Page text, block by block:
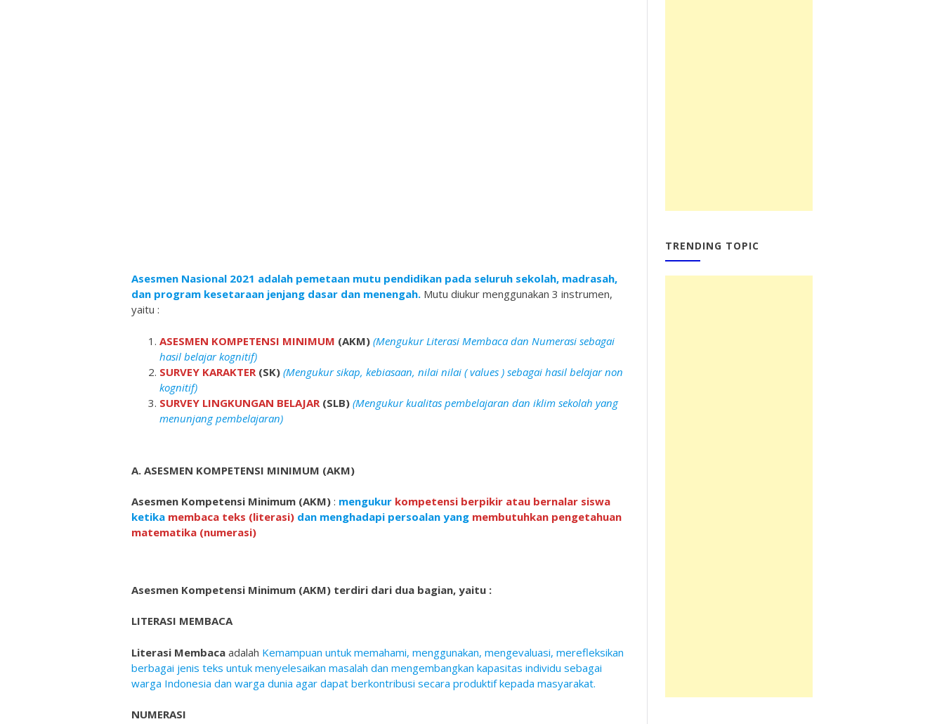
Asesmen Nasional 2021 adalah pemetaan mutu pendidikan pada seluruh sekolah, madrasah,
dan program kesetaraan jenjang dasar dan menengah. Mutu diukur menggunakan 3 instrumen,
yaitu :
ASESMEN KOMPETENSI MINIMUM (AKM) (Mengukur Literasi Membaca dan Numerasi sebagai
hasil belajar kognitif)
SURVEY KARAKTER (SK) (Mengukur sikap, kebiasaan, nilai nilai ( values ) sebagai hasil belajar non
kognitif)
SURVEY LINGKUNGAN BELAJAR (SLB) (Mengukur kualitas pembelajaran dan iklim sekolah yang
menunjang pembelajaran)
A. ASESMEN KOMPETENSI MINIMUM (AKM)
Asesmen Kompetensi Minimum (AKM) : mengukur kompetensi berpikir atau bernalar siswa
ketika membaca teks (literasi) dan menghadapi persoalan yang membutuhkan pengetahuan
matematika (numerasi)
Asesmen Kompetensi Minimum (AKM) terdiri dari dua bagian, yaitu :
LITERASI MEMBACA
Literasi Membaca adalah Kemampuan untuk memahami, menggunakan, mengevaluasi, merefleksikan
berbagai jenis teks untuk menyelesaikan masalah dan mengembangkan kapasitas individu sebagai
warga Indonesia dan warga dunia agar dapat berkontribusi secara produktif kepada masyarakat.
NUMERASI
TRENDING TOPIC